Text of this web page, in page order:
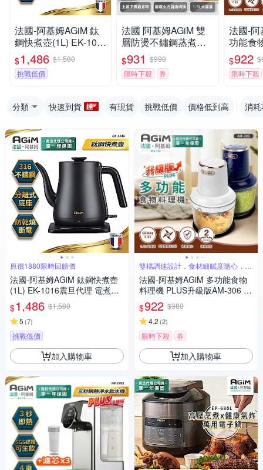
法國-阿基姆AGiM 鈦
鋼快煮壺(1L) EK-101
6震旦代理 電煮壺 電
水壺
$1,486 $1,580
挑戰低價
法國 阿基姆AGiM 雙
層防燙不鏽鋼蒸煮鍋
皓月白 EHP-150-WH
震旦代理 美食鍋 快煮
鍋
$931
$990
限時下殺
券
法國-阿
功能食
S升級
代理 絞
$922
限時下殺
分類 快速到貨 有現貨 挑戰低價 價格低到高 消
原價1880限時回饋價
法國-阿基姆AGiM 鈦鋼快煮壺
(1L) EK-1016震旦代理 電煮壺
電水壺
$1,486 $1,580
5 (7)
挑戰低價
加入購物車
雙檔調速設計，食材細膩度隨心，料
理更精準
法國-阿基姆AGiM 多功能食物
料理機 PLUS升級版AM-306 震
旦代理 絞肉器 絞肉機
$922 $980
4.2 (2)
限時下殺 券
加入購物車